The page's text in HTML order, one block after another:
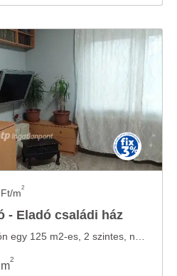
m2
- Eladó családi ház
2